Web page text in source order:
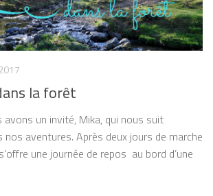
la forêt
avons un invité, Mika, qui nous suit
nos aventures. Après deux jours de marche
une journée de repos au bord d’une